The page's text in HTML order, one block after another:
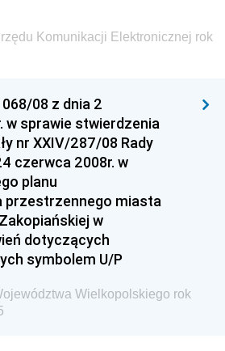
Komunikacji Elektronicznej rok
08 z dnia 2
w sprawie stwierdzenia
nr XXIV/287/08 Rady
czerwca 2008r. w
planu
przestrzennego miasta
w
dotyczących
symbolem U/P
Wielkopolskiego rok